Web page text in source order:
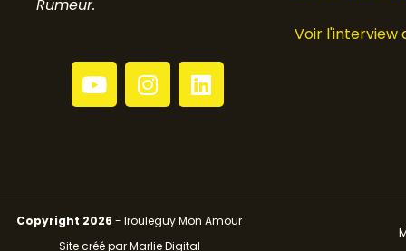
Rumeur.
Y
o
u
e
I
n
s
r
a
L
i
n
i
n
Voir l'interview
Copyright 2026 - Irouleguy Mon Amour
Site créé parMarlie Digital